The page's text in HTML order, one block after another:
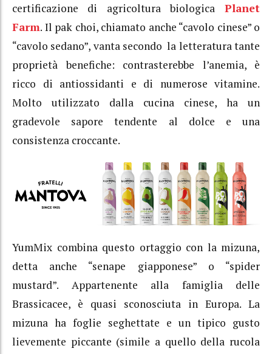
certificazione di agricoltura biologicaPlanet
Farm. Il pak choi, chiamato anche “cavolo cinese” o
“cavolo sedano”, vanta secondo la letteratura tante
proprietà benefiche: contrasterebbe l’anemia, è
ricco di antiossidanti e di numerose vitamine.
Molto utilizzato dalla cucina cinese, ha un
gradevole sapore tendente al dolce e una
consistenza croccante.
YumMix combina questo ortaggio con la mizuna,
detta anche “senape giapponese” o “spider
mustard”. Appartenente alla famiglia delle
Brassicacee, è quasi sconosciuta in Europa. La
mizuna ha foglie seghettate e un tipico gusto
lievemente piccante (simile a quello della rucola